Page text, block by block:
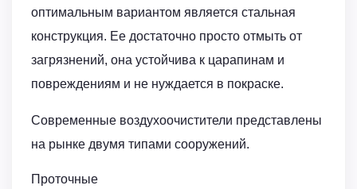
оптимальным вариантом является стальная
конструкция. Ее достаточно просто отмыть от
загрязнений, она устойчива к царапинам и
повреждениям и не нуждается в покраске.
Современные воздухоочистители представлены
на рынке двумя типами сооружений.
Проточные